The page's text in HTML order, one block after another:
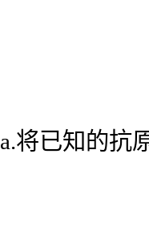
a.将已知的抗